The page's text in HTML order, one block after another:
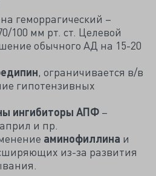
геморрагический –
100 мм рт. ст. Целевой
обычного АД на 15-20
, ограничивается в/в
гипотензивных
ингибиторы АПФ –
и пр.
аминофиллина и
из-за развития